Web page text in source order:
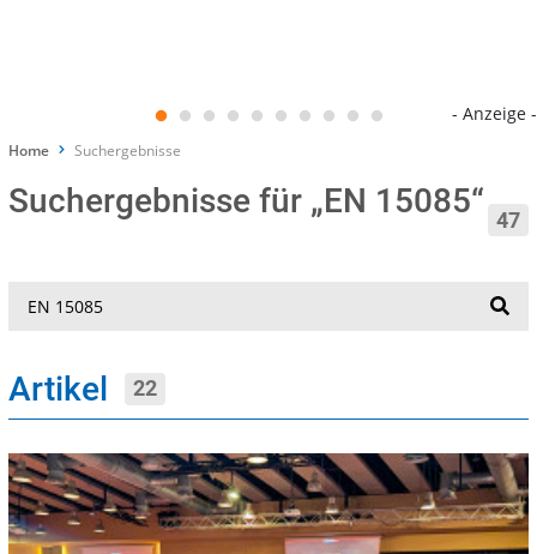
- Anzeige -
Home Suchergebnisse
Suchergebnisse für „EN 15085“ 47
Artikel 22